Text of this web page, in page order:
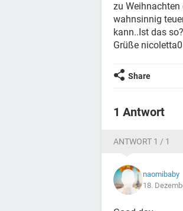
zu Weihnachten
wahnsinnig
kann..Ist das
Grüße
Share
1 Antwort
ANTWORT 1 / 1
naomibaby
18.